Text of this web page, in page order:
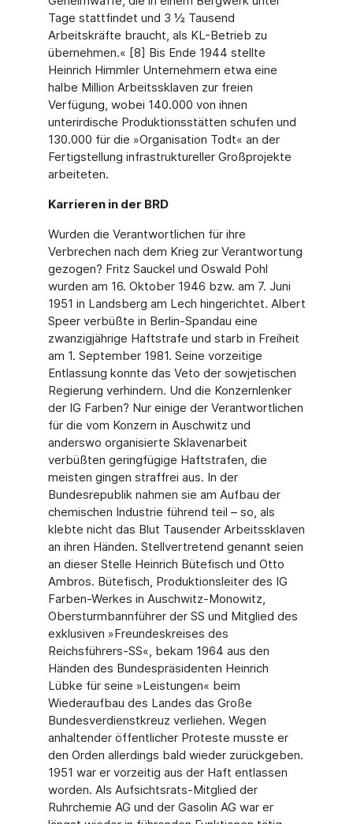
Tage stattfindet und 3 ½ Tausend
Arbeitskräfte braucht, als KL-Betrieb zu
übernehmen.« [8] Bis Ende 1944 stellte
Heinrich Himmler Unternehmern etwa eine
halbe Million Arbeitssklaven zur freien
Verfügung, wobei 140.000 von ihnen
unterirdische Produktionsstätten schufen und
130.000 für die »Organisation Todt« an der
Fertigstellung infrastruktureller Großprojekte
arbeiteten.
Karrieren in der BRD
Wurden die Verantwortlichen für ihre
Verbrechen nach dem Krieg zur Verantwortung
gezogen? Fritz Sauckel und Oswald Pohl
wurden am 16. Oktober 1946 bzw. am 7. Juni
1951 in Landsberg am Lech hingerichtet. Albert
Speer verbüßte in Berlin-Spandau eine
zwanzigjährige Haftstrafe und starb in Freiheit
am 1. September 1981. Seine vorzeitige
Entlassung konnte das Veto der sowjetischen
Regierung verhindern. Und die Konzernlenker
der IG Farben? Nur einige der Verantwortlichen
für die vom Konzern in Auschwitz und
anderswo organisierte Sklavenarbeit
verbüßten geringfügige Haftstrafen, die
meisten gingen straffrei aus. In der
Bundesrepublik nahmen sie am Aufbau der
chemischen Industrie führend teil – so, als
klebte nicht das Blut Tausender Arbeitssklaven
an ihren Händen. Stellvertretend genannt seien
an dieser Stelle Heinrich Bütefisch und Otto
Ambros. Bütefisch, Produktionsleiter des IG
Farben-Werkes in Auschwitz-Monowitz,
Obersturmbannführer der SS und Mitglied des
exklusiven »Freundeskreises des
Reichsführers-SS«, bekam 1964 aus den
Händen des Bundespräsidenten Heinrich
Lübke für seine »Leistungen« beim
Wiederaufbau des Landes das Große
Bundesverdienstkreuz verliehen. Wegen
anhaltender öffentlicher Proteste musste er
den Orden allerdings bald wieder zurückgeben.
1951 war er vorzeitig aus der Haft entlassen
worden. Als Aufsichtsrats-Mitglied der
Ruhrchemie AG und der Gasolin AG war er